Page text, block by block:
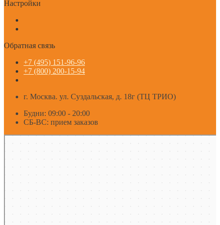
Настройки
Обратная связь
+7 (495) 151-96-96
+7 (800) 200-15-94
г. Москва. ул. Суздальская, д. 18г (ТЦ ТРИО)
Будни: 09:00 - 20:00
СБ-ВС: прием заказов